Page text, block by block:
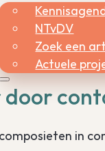
NTvDV
Zoek een
Actuele
ook
de
in